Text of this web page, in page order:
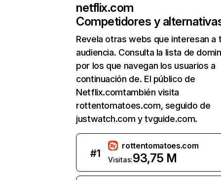
netflix.com
Competidores y
Revela otras webs que interesan a
audiencia. Consulta la lista de
por los que navegan los usuarios a
continuación de. El público de
Netflix.comtambién visita
rottentomatoes.com, seguido de
justwatch.com y tvguide.com.
#1
rottentomatoes.com
Visitas:93,75 M